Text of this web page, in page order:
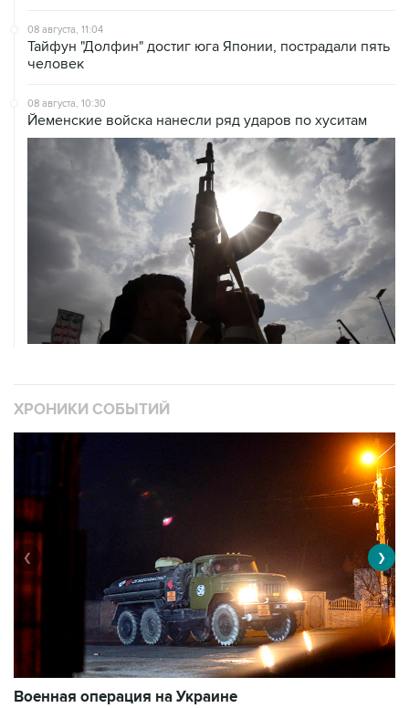
08 августа, 11:04
Тайфун "Долфин" достиг юга Японии, пострадали пять
человек
08 августа, 10:30
Йеменские войска нанесли ряд ударов по хуситам
ХРОНИКИ СОБЫТИЙ
Военная операция на Украине
❮ ❯